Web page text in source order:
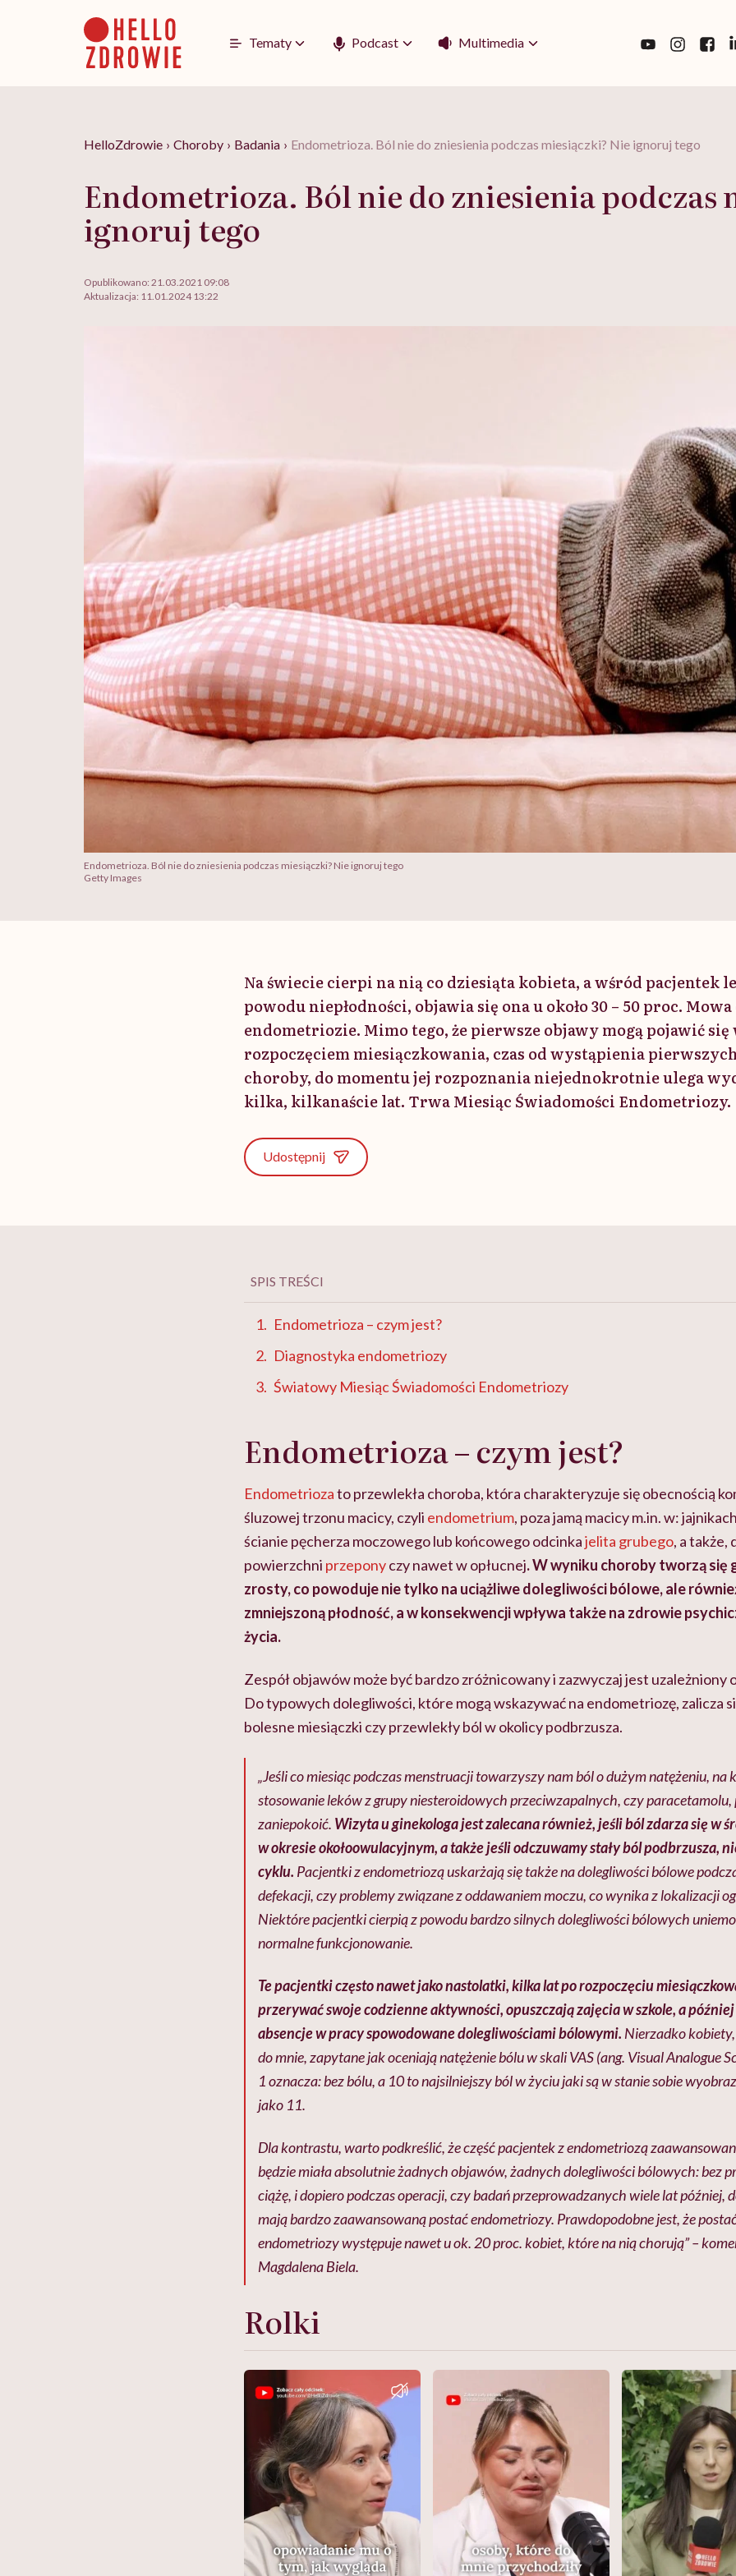
Tematy Podcast Multimedia
HelloZdrowie › Choroby › Badania › Endometrioza. Ból nie do zniesienia podczas miesiączki? Nie ignoruj tego
Endometrioza. Ból nie do zniesienia podczas
ignoruj tego
Opublikowano: 21.03.2021 09:08
Aktualizacja: 11.01.2024 13:22
Endometrioza. Ból nie do zniesienia podczas miesiączki? Nie ignoruj tego
Getty Images
Na świecie cierpi na nią co dziesiąta kobieta, a wśród pacjentek
powodu niepłodności, objawia się ona u około 30 – 50 proc. Mowa
endometriozie. Mimo tego, że pierwsze objawy mogą pojawić się
rozpoczęciem miesiączkowania, czas od wystąpienia
choroby, do momentu jej rozpoznania niejednokrotnie ulega
kilka, kilkanaście lat. Trwa Miesiąc Świadomości Endometriozy.
Udostępnij
SPIS TREŚCI
Endometrioza – czym jest?
Diagnostyka endometriozy
Światowy Miesiąc Świadomości Endometriozy
Endometrioza – czym jest?
Endometriozato przewlekła choroba, która charakteryzuje się obecnością
śluzowej trzonu macicy, czyli endometrium, poza jamą macicy m.in. w:
ścianie pęcherza moczowego lub końcowego odcinkajelita grubego, a także,
powierzchni przeponyczy nawet w opłucnej. W wyniku choroby tworzą się
zrosty, co powoduje nie tylko na uciążliwe dolegliwości bólowe, ale
zmniejszoną płodność, a w konsekwencji wpływa także na zdrowie
życia.
Zespół objawów może być bardzo zróżnicowany i zazwyczaj jest uzależniony
Do typowych dolegliwości, które mogą wskazywać na endometriozę, zalicza
bolesne miesiączki czy przewlekły ból w okolicy podbrzusza.
„Jeśli co miesiąc podczas menstruacji towarzyszy nam ból o dużym natężeniu, na
stosowanie leków z grupy niesteroidowych przeciwzapalnych, czy paracetamolu,
zaniepokoić. Wizyta u ginekologa jest zalecana również, jeśli ból zdarza się w
w okresie okołoowulacyjnym, a także jeśli odczuwamy stały ból podbrzusza,
cyklu. Pacjentki z endometriozą uskarżają się także na dolegliwości bólowe
defekacji, czy problemy związane z oddawaniem moczu, co wynika z lokalizacji
Niektóre pacjentki cierpią z powodu bardzo silnych dolegliwości bólowych
normalne funkcjonowanie.
Te pacjentki często nawet jako nastolatki, kilka lat po rozpoczęciu
przerywać swoje codzienne aktywności, opuszczają zajęcia w szkole, a
absencje w pracy spowodowane dolegliwościami bólowymi. Nierzadko
do mnie, zapytane jak oceniają natężenie bólu w skali VAS (ang. Visual Analogue
1 oznacza: bez bólu, a 10 to najsilniejszy ból w życiu jaki są w stanie sobie
jako 11.
Dla kontrastu, warto podkreślić, że część pacjentek z endometriozą
będzie miała absolutnie żadnych objawów, żadnych dolegliwości bólowych: bez
ciążę, i dopiero podczas operacji, czy badań przeprowadzanych wiele lat później,
mają bardzo zaawansowaną postać endometriozy. Prawdopodobne jest, że
endometriozy występuje nawet u ok. 20 proc. kobiet, które na nią chorują” –
Magdalena Biela.
Rolki